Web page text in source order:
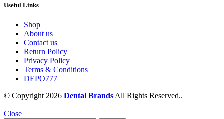
Useful Links
Shop
About us
Contact us
Return Policy
Privacy Policy
Terms & Conditions
DEPO777
© Copyright 2026 Dental Brands All Rights Reserved..
Close